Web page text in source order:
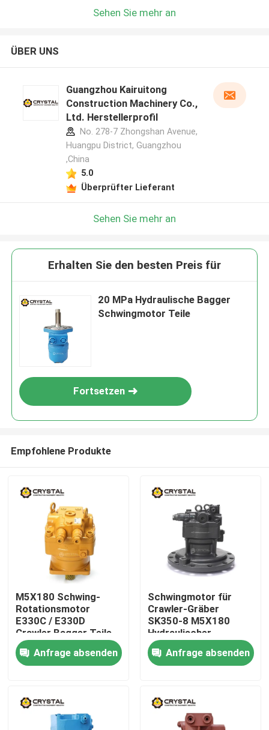
Zu Hause
Videos
Sehen Sie mehr an
ÜBER UNS
Guangzhou Kairuitong
Construction Machinery Co.,
Ltd. Herstellerprofil
No. 278-7 Zhongshan Avenue,
Huangpu District, Guangzhou
,China
5.0
Überprüfter Lieferant
Sehen Sie mehr an
Erhalten Sie den besten Preis für
20 MPa Hydraulische Bagger
Schwingmotor Teile
Fortsetzen
Empfohlene Produkte
M5X180 Schwing-
Rotationsmotor
E330C / E330D
Crawler Bagger Teile
Anfrage absenden
Schwingmotor für
Crawler-Gräber
SK350-8 M5X180
Hydraulischer
Rotationsmotor
Anfrage absenden